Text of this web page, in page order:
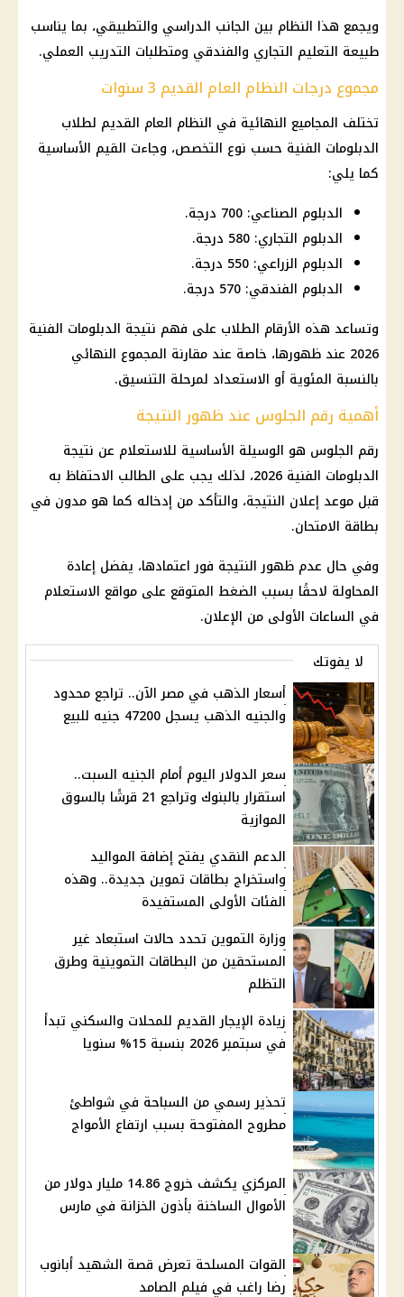
ويجمع هذا النظام بين الجانب الدراسي والتطبيقي، بما يناسب
طبيعة التعليم التجاري والفندقي ومتطلبات التدريب العملي.
مجموع درجات النظام العام القديم 3 سنوات
تختلف المجاميع النهائية في النظام العام القديم لطلاب
الدبلومات الفنية حسب نوع التخصص، وجاءت القيم الأساسية
كما يلي:
الدبلوم الصناعي: 700 درجة.
الدبلوم التجاري: 580 درجة.
الدبلوم الزراعي: 550 درجة.
الدبلوم الفندقي: 570 درجة.
وتساعد هذه الأرقام الطلاب على فهم نتيجة الدبلومات الفنية
2026 عند ظهورها، خاصة عند مقارنة المجموع النهائي
بالنسبة المئوية أو الاستعداد لمرحلة التنسيق.
أهمية رقم الجلوس عند ظهور النتيجة
رقم الجلوس هو الوسيلة الأساسية للاستعلام عن نتيجة
الدبلومات الفنية 2026
، لذلك يجب على الطالب الاحتفاظ به
قبل موعد إعلان النتيجة، والتأكد من إدخاله كما هو مدون في
بطاقة الامتحان.
وفي حال عدم ظهور النتيجة فور اعتمادها، يفضل إعادة
المحاولة لاحقًا بسبب الضغط المتوقع على مواقع الاستعلام
في الساعات الأولى من الإعلان.
لا يفوتك
أسعار الذهب في مصر الآن.. تراجع محدود
والجنيه الذهب يسجل 47200 جنيه للبيع
سعر الدولار اليوم أمام الجنيه السبت..
استقرار بالبنوك وتراجع 21 قرشًا بالسوق
الموازية
الدعم النقدي يفتح إضافة المواليد
واستخراج بطاقات تموين جديدة.. وهذه
الفئات الأولى المستفيدة
وزارة التموين تحدد حالات استبعاد غير
المستحقين من البطاقات التموينية وطرق
التظلم
زيادة الإيجار القديم للمحلات والسكني تبدأ
في سبتمبر 2026 بنسبة 15% سنويا
تحذير رسمي من السباحة في شواطئ
مطروح المفتوحة بسبب ارتفاع الأمواج
المركزي يكشف خروج 14.86 مليار دولار من
الأموال الساخنة بأذون الخزانة في مارس
القوات المسلحة تعرض قصة الشهيد أبانوب
رضا راغب في فيلم الصامد